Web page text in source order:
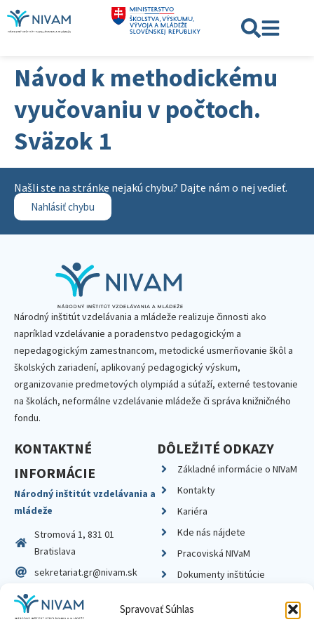
Spravovať Súhlas
Návod k methodickému
vyučovaniu v počtoch.
Sväzok 1
Našli ste na stránke nejakú chybu? Dajte nám o nej vedieť.
Nahlásiť chybu
Národný inštitút vzdelávania a mládeže realizuje činnosti ako
napríklad vzdelávanie a poradenstvo pedagogickým a
nepedagogickým zamestnancom, metodické usmerňovanie škôl a
školských zariadení, aplikovaný pedagogický výskum,
organizovanie predmetových olympiád a súťaží, externé testovanie
na školách, neformálne vzdelávanie mládeže či správa knižničného
fondu.
KONTAKTNÉ
INFORMÁCIE
Národný inštitút vzdelávania a
mládeže
Stromová 1, 831 01
Bratislava
sekretariat.gr@nivam.sk
IČO: 00164348
DIČ: 2020798714
DÔLEŽITÉ ODKAZY
Základné informácie o NIVaM
Kontakty
Kariéra
Kde nás nájdete
Pracoviská NIVaM
Dokumenty inštitúcie